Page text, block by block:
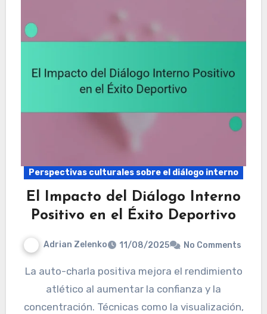
Perspectivas culturales sobre el diálogo interno
El Impacto del Diálogo Interno
Positivo en el Éxito Deportivo
Adrian Zelenko 11/08/2025 No Comments
La auto-charla positiva mejora el rendimiento
atlético al aumentar la confianza y la
concentración. Técnicas como la visualización,